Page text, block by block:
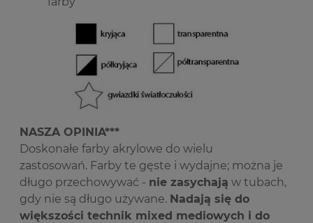
NASZA OPINIA***
Doskonałe farby akrylowe do wielu
zastosowań. Farby te gęste i wydajne; można je
długo przechowywać - nie zasychają w tubach,
gdy nie są długo używane. Nadają się do
większości technik mixed mediowych i do